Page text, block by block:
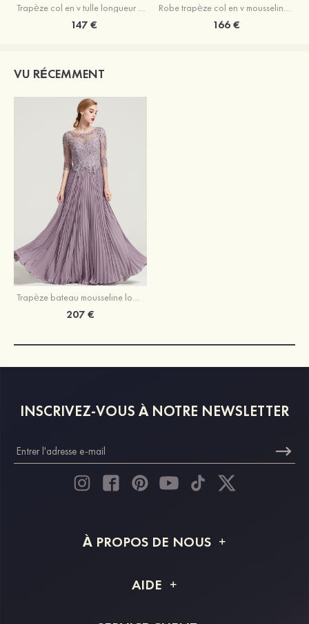
Trapèze col en v tulle longueur mollet robe de mère de la mariée avec appliqué paillettes ceinture
147 €
Robe trapèze col en v mousseline longueur mollet robe de mère de la mariée avec perle
166 €
VU RÉCEMMENT
Trapèze bateau mousseline longueur ras du sol robe de mère de la mariée avec appliqué crépuscule
207 €
INSCRIVEZ-VOUS À NOTRE NEWSLETTER
À PROPOS DE NOUS
Livraison
AIDE